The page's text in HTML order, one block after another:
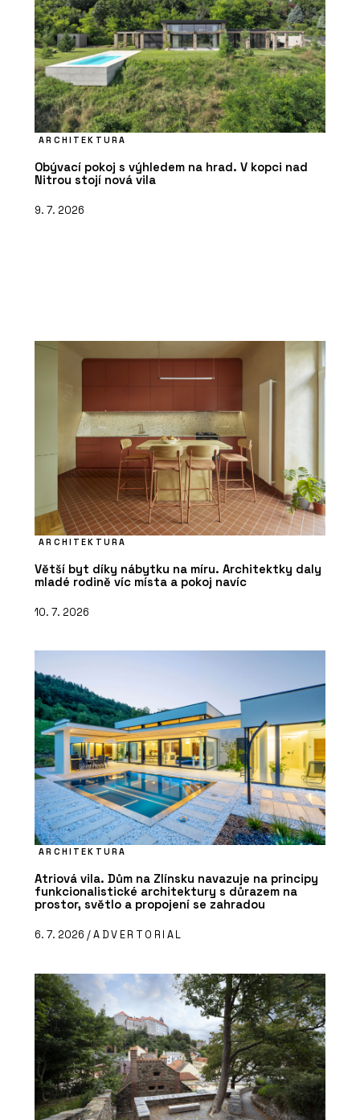
ARCHITEKTURA
Obývací pokoj s výhledem na hrad. V kopci nad
Nitrou stojí nová vila
9. 7. 2026
ARCHITEKTURA
Větší byt díky nábytku na míru. Architektky daly
mladé rodině víc místa a pokoj navíc
10. 7. 2026
ARCHITEKTURA
Atriová vila. Dům na Zlínsku navazuje na principy
funkcionalistické architektury s důrazem na
prostor, světlo a propojení se zahradou
6. 7. 2026 /ADVERTORIAL